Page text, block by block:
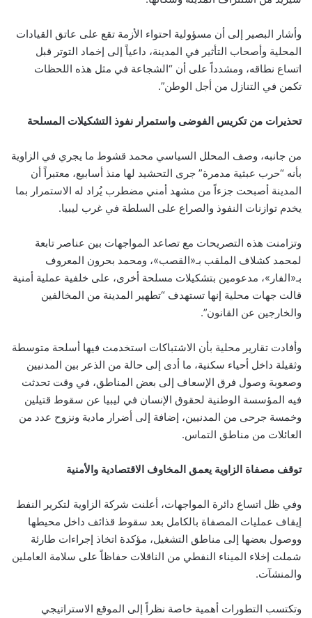
وأشار البصير إلى أن مسؤولية احتواء الأزمة تقع على عاتق القيادات
المحلية وأصحاب التأثير في المدينة، داعياً إلى إخماد التوتر قبل
اتساع نطاقه، ومشدداً على أن “الشجاعة في مثل هذه اللحظات
تكمن في التنازل من أجل الوطن”.
تحذيرات من تكريس الفوضى واستمرار نفوذ التشكيلات المسلحة
من جانبه، وصف المحلل السياسي محمد قشوط ما يجري في الزاوية
بأنه “حرب عبثية مدمرة” جرى التحشيد لها منذ أسابيع، معتبراً أن
المدينة أصبحت جزءاً من مشهد أمني مضطرب يُراد له الاستمرار بما
يخدم توازنات النفوذ والصراع على السلطة في غرب ليبيا.
وتزامنت هذه التصريحات مع تصاعد المواجهات بين عناصر تابعة
لمحمد كشلاف الملقب بـ«القصب»، ومحمد بحرون المعروف
بـ«الفار»، مدعومين بتشكيلات مسلحة أخرى، على خلفية عملية أمنية
قالت جهات محلية إنها تستهدف “تطهير المدينة من المخالفين
والخارجين عن القانون”.
وأفادت تقارير محلية بأن الاشتباكات استخدمت فيها أسلحة متوسطة
وثقيلة داخل أحياء سكنية، ما أدى إلى حالة من الذعر بين المدنيين
وصعوبة وصول فرق الإسعاف إلى بعض المناطق، في وقت تحدثت
فيه المؤسسة الوطنية لحقوق الإنسان في ليبيا عن سقوط قتيلين
وخمسة جرحى من المدنيين، إضافة إلى أضرار مادية ونزوح عدد من
العائلات من مناطق التماس.
توقف مصفاة الزاوية يعمق المخاوف الاقتصادية والأمنية
وفي ظل اتساع دائرة المواجهات، أعلنت شركة الزاوية لتكرير النفط
إيقاف عمليات المصفاة بالكامل بعد سقوط قذائف داخل محيطها
ووصول بعضها إلى مناطق التشغيل، مؤكدة اتخاذ إجراءات طارئة
شملت إخلاء الميناء النفطي من الناقلات حفاظاً على سلامة العاملين
والمنشآت.
وتكتسب التطورات أهمية خاصة نظراً إلى الموقع الاستراتيجي